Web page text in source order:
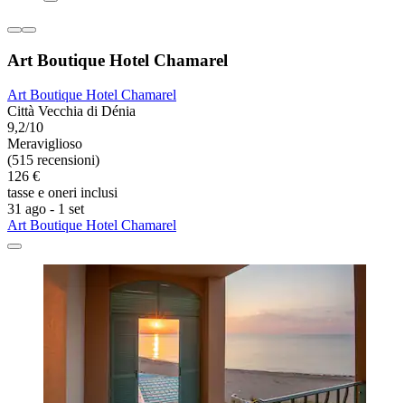
Art Boutique Hotel Chamarel
Art Boutique Hotel Chamarel
Città Vecchia di Dénia
9,2/10
Meraviglioso
(515 recensioni)
126 €
tasse e oneri inclusi
31 ago - 1 set
Art Boutique Hotel Chamarel